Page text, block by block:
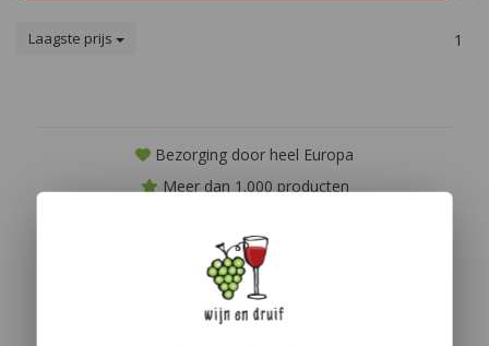
Laagste prijs 1
Bezorging door heel Europa
Meer dan 1.000 producten
Geen producten gevonden!...